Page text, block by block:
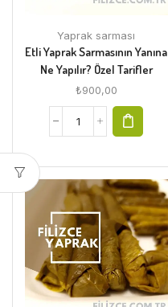
Yaprak sarması
Etli Yaprak Sarmasının Yanına
Ne Yapılır? Özel Tarifler
₺900,00